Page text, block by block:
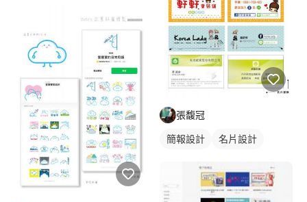
張馥冠
簡報設計 名片設計